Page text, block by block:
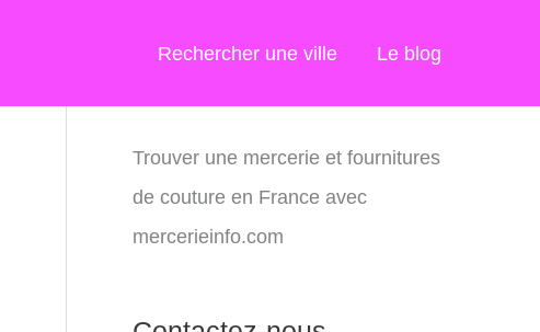
Rechercher une ville Le blog
Trouver une mercerie et fournitures
de couture en France avec
mercerieinfo.com